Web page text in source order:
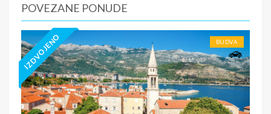
POVEZANE PONUDE
IZDVOJENO BUDVA